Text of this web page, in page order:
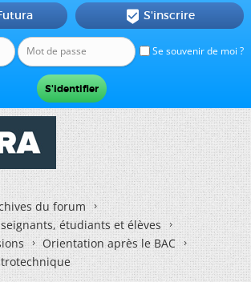
Se souvenir de moi ?
 S'inscrire
du forum
étudiants et élèves
Orientation après le BAC